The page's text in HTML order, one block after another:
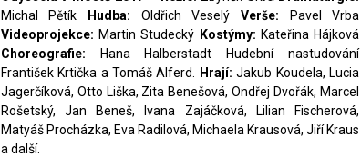
Michal Pětík
Hudba: Oldřich VeselýVerše: Pavel Vrba
Videoprojekce: Martin Studecký Kostýmy: Kateřina Hájková
Choreografie: Hana Halberstadt Hudební nastudování
František Krtička a Tomáš Alferd.
Hrají: Jakub Koudela, Lucia
Jagerčíková, Otto Liška, Zita Benešová, Ondřej Dvořák, Marcel
Rošetský, Jan Beneš, Ivana Zajáčková, Lilian Fischerová,
Matyáš Procházka, Eva Radilová, Michaela Krausová, Jiří Kraus
a další.